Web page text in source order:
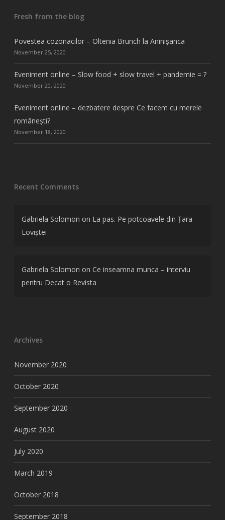
Fresh from the blog
Povestea cozonacilor – Oltenia Brunch la Aninișanca
November 25, 2020
Eveniment online – Slow food + slow travel + pandemie = ?
November 20, 2020
Eveniment online – dezbatere despre Ce facem cu merele
românești?
November 18, 2020
Recent Comments
Gabriela Solomon on La pas. Pe potcoavele din Țara
Loviștei
Gabriela Solomon on Ce inseamna munca – interviu
pentru Decat o Revista
Archives
November 2020
October 2020
September 2020
August 2020
July 2020
March 2019
October 2018
September 2018